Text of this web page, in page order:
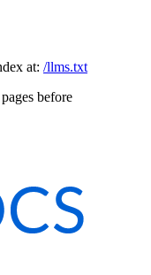
at: /llms.txt
before